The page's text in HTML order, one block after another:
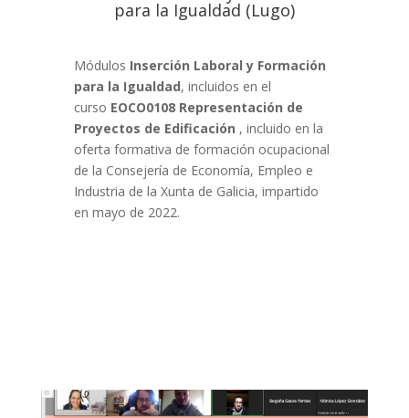
para la Igualdad (Lugo)
Módulos Inserción Laboral y Formación
para la Igualdad, incluidos en el
curso EOCO0108 Representación de
Proyectos de Edificación , incluido en la
oferta formativa de formación ocupacional
de la Consejería de Economía, Empleo e
Industria de la Xunta de Galicia, impartido
en mayo de 2022.